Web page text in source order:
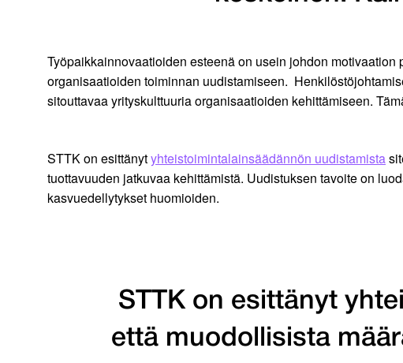
Työpaikkainnovaatioiden esteenä on usein johdon
organisaatioiden toiminnan uudistamiseen.
sitouttavaa yrityskulttuuria organisaatioiden kehittämiseen.
STTK on esittänytyhteistoimintalainsäädännön uudistamista
tuottavuuden jatkuvaa kehittämistä. Uudistuksen tavoite on
kasvuedellytykset huomioiden.
STTK on esittänyt
että muodollisista